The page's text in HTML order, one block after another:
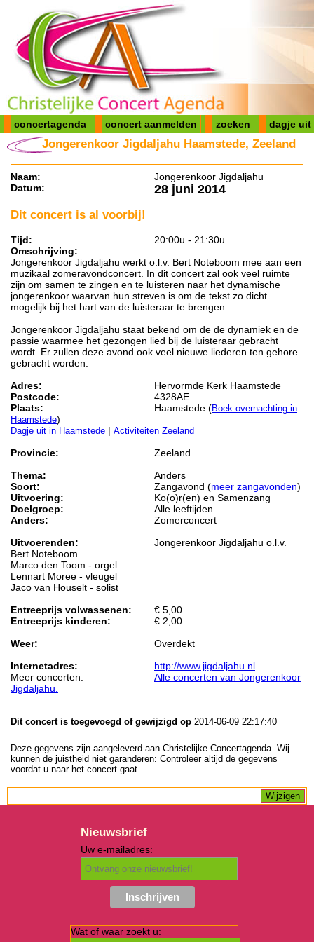
concertagenda concert aanmelden zoeken dagje uit
Jongerenkoor Jigdaljahu Haamstede, Zeeland
Naam:
Jongerenkoor Jigdaljahu
Datum:
28 juni 2014
Dit concert is al voorbij!
Tijd:
20:00u - 21:30u
Omschrijving:
Jongerenkoor Jigdaljahu werkt o.l.v. Bert Noteboom mee aan een
muzikaal zomeravondconcert. In dit concert zal ook veel ruimte
zijn om samen te zingen en te luisteren naar het dynamische
jongerenkoor waarvan hun streven is om de tekst zo dicht
mogelijk bij het hart van de luisteraar te brengen...
Jongerenkoor Jigdaljahu staat bekend om de de dynamiek en de
passie waarmee het gezongen lied bij de luisteraar gebracht
wordt. Er zullen deze avond ook veel nieuwe liederen ten gehore
gebracht worden.
Adres:
Hervormde Kerk Haamstede
Postcode:
4328AE
Plaats:
Haamstede (Boek overnachting in
Haamstede)
Dagje uit in Haamstede | Activiteiten Zeeland
Provincie:
Zeeland
Thema:
Anders
Soort:
Zangavond (meer zangavonden)
Uitvoering:
Ko(o)r(en) en Samenzang
Doelgroep:
Alle leeftijden
Anders:
Zomerconcert
Uitvoerenden:
Jongerenkoor Jigdaljahu o.l.v.
Bert Noteboom
Marco den Toom - orgel
Lennart Moree - vleugel
Jaco van Houselt - solist
Entreeprijs volwassenen:
€ 5,00
Entreeprijs kinderen:
€ 2,00
Weer:
Overdekt
Internetadres:
http://www.jigdaljahu.nl
Meer concerten:
Alle concerten van Jongerenkoor
Jigdaljahu.
Dit concert is toegevoegd of gewijzigd op 2014-06-09 22:17:40
Deze gegevens zijn aangeleverd aan Christelijke Concertagenda. Wij
kunnen de juistheid niet garanderen: Controleer altijd de gegevens
voordat u naar het concert gaat.
Nieuwsbrief
Uw e-mailadres:
Wat of waar zoekt u: